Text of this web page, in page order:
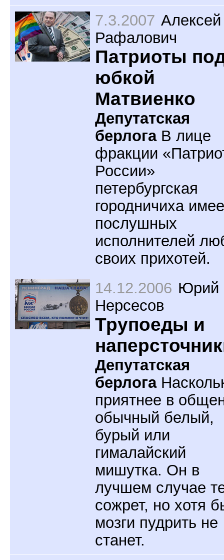
7.3.2007 Алексей
Рафалович
Патриоты
юбкой
Матвиенко
Депутатская
берлога В лице
фракции
России»
петербургская
городничиха
послушных
исполнителей
своих прихотей.
14.12.2006 Юрий
Нерсесов
Трупоеды и
Депутатская
берлога
приятнее в
обычный белый,
бурый или
гималайский
мишутка. Он в
лучшем случае
сожрет, но хотя
мозги пудрить не
станет.